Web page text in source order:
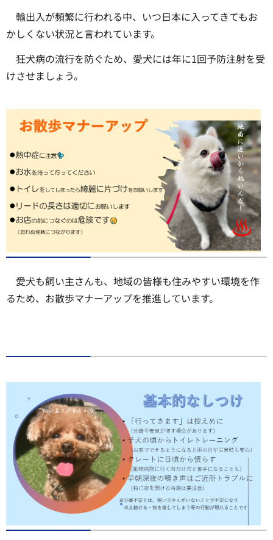
輸出入が頻繁に行われる中、いつ日本に入ってきてもお
かしくない状況と言われています。
狂犬病の流行を防ぐため、愛犬には年に1回予防注射を受
けさせましょう。
愛犬も飼い主さんも、地域の皆様も住みやすい環境を作
るため、お散歩マナーアップを推進しています。